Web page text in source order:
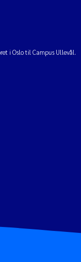
i Oslo til Campus Ullevål.